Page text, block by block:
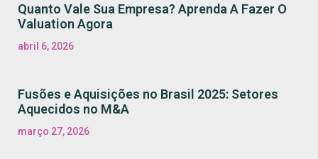
Quanto Vale Sua Empresa? Aprenda A Fazer O
Valuation Agora
abril 6, 2026
Fusões e Aquisições no Brasil 2025: Setores
Aquecidos no M&A
março 27, 2026